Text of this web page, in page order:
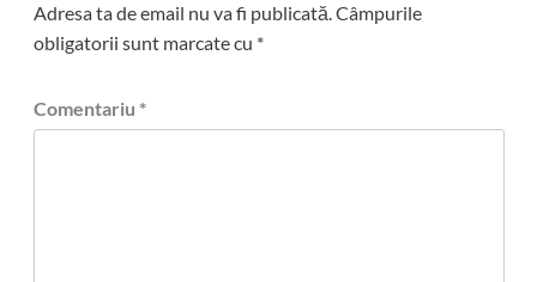
Adresa ta de email nu va fi publicată.Câmpurile
obligatorii sunt marcate cu *
Comentariu *